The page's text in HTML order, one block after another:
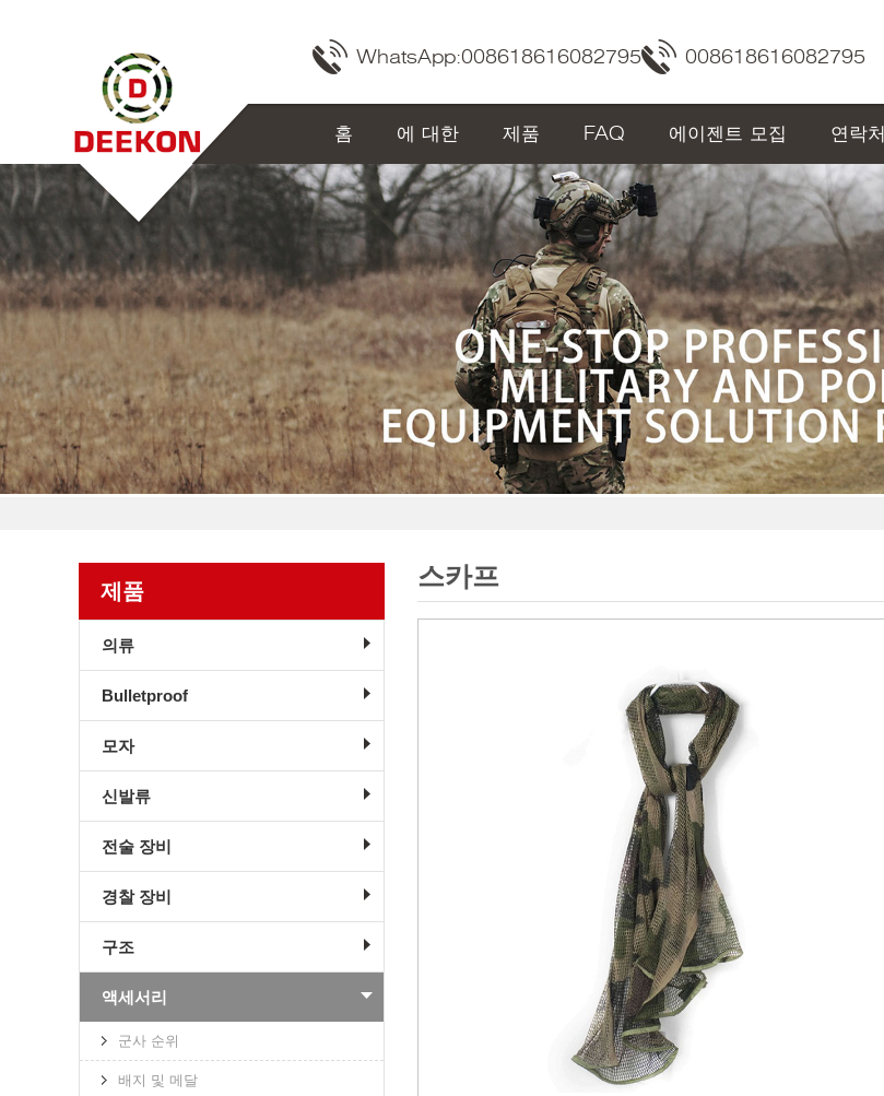
008618616082795
WhatsApp:008618616082795
홈 에 대한 제품 FAQ 에이젠트 모집 연락처
스카프
제품
의류
Bulletproof
모자
신발류
전술 장비
경찰 장비
구조
액세서리
군사 순위
배지 및 메달